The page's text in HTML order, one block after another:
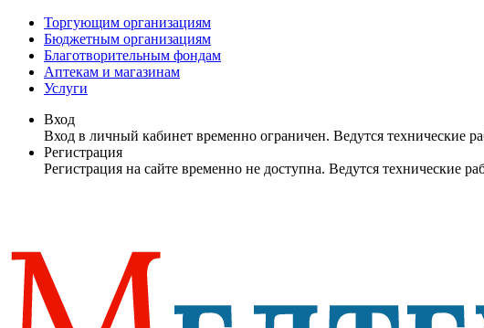
Торгующим организациям
Бюджетным организациям
Благотворительным фондам
Аптекам и магазинам
Услуги
Вход
Вход в личный кабинет временно ограничен. Ведутся технические
Регистрация
Регистрация на сайте временно не доступна. Ведутся технические